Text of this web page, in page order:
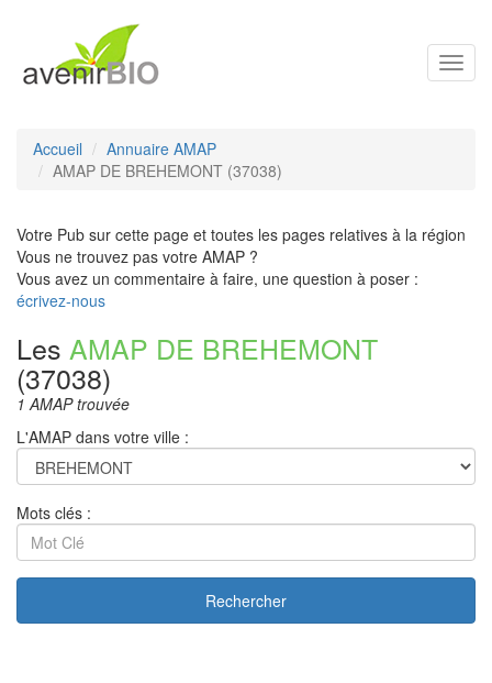
Accueil
Annuaire AMAP
AMAP DE BREHEMONT (37038)
Votre Pub sur cette page et toutes les pages relatives à la région
Vous ne trouvez pas votre AMAP ?
Vous avez un commentaire à faire, une question à poser :
écrivez-nous
Les AMAP DE BREHEMONT
(37038)
1 AMAP trouvée
L'AMAP dans votre ville :
Mots clés :
Rechercher